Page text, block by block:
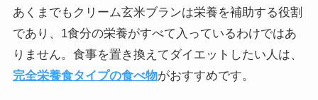
あくまでもクリーム玄米ブランは栄養を補助する役割
であり、1食分の栄養がすべて入っているわけではあ
りません。食事を置き換えてダイエットしたい人は、
完全栄養食タイプの食べ物がおすすめです。